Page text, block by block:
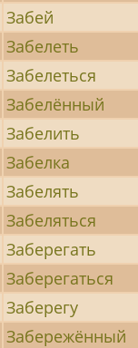
Забей
Забелеть
Забелеться
Забелённый
Забелить
Забелка
Забелять
Забеляться
Заберегать
Заберегаться
Заберегу
Забережённый